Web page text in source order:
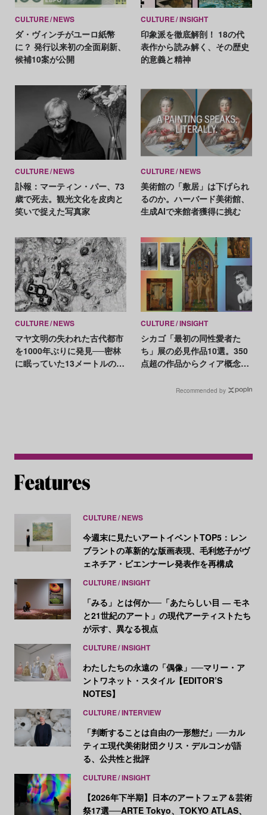
CULTURE NEWS
ダ・ヴィンチがユーロ紙幣
に？ 発行以来初の全面刷新、
候補10案が公開
CULTURE INSIGHT
印象派を徹底解剖！ 18の代
表作から読み解く、その歴史
的意義と精神
CULTURE NEWS
訃報：マーティン・パー、73
歳で死去。観光文化を皮肉と
笑いで捉えた写真家
CULTURE NEWS
美術館の「敷居」は下げられ
るのか。ハーバード美術館、
生成AIで来館者獲得に挑む
CULTURE NEWS
マヤ文明の失われた古代都市
を1000年ぶりに発見──密林
に眠っていた13メートルのピ
CULTURE INSIGHT
シカゴ「最初の同性愛者た
ち」展の必見作品10選。350
点超の作品からクィア概念を
Recommended by
CULTURE NEWS
今週末に見たいアートイベントTOP5：レン
ブラントの革新的な版画表現、毛利悠子がヴ
ェネチア・ビエンナーレ発表作を再構成
CULTURE INSIGHT
「みる」とは何か──「あたらしい目 ― モネ
と21世紀のアート」の現代アーティストたち
が示す、異なる視点
CULTURE INSIGHT
わたしたちの永遠の「偶像」──マリー・ア
ントワネット・スタイル【EDITOR’S
NOTES】
CULTURE INTERVIEW
「判断することは自由の一形態だ」──カル
ティエ現代美術財団クリス・デルコンが語
る、公共性と批評
CULTURE INSIGHT
【2026年下半期】日本のアートフェア＆芸術
祭17選──ARTE Tokyo、TOKYO ATLAS、